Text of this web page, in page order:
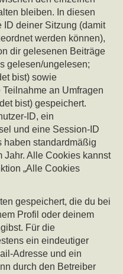
bleiben. In diesen
deiner Sitzung (damit
werden können),
dir gelesenen Beiträge
gelesen/ungelesen;
bist) sowie
Teilnahme an Umfragen
bist) gespeichert.
ID, ein
und eine Session-ID
haben standardmäßig
Jahr. Alle Cookies kannst
„Alle Cookies
gespeichert, die du bei
Profil oder deinem
Für die
ein eindeutiger
Adresse und ein
durch den Betreiber